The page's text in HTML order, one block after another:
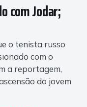
com Jodar;
o tenista russo
com o
a reportagem,
do jovem